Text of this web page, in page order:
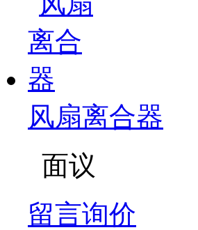
风扇离合器
面议
留言询价